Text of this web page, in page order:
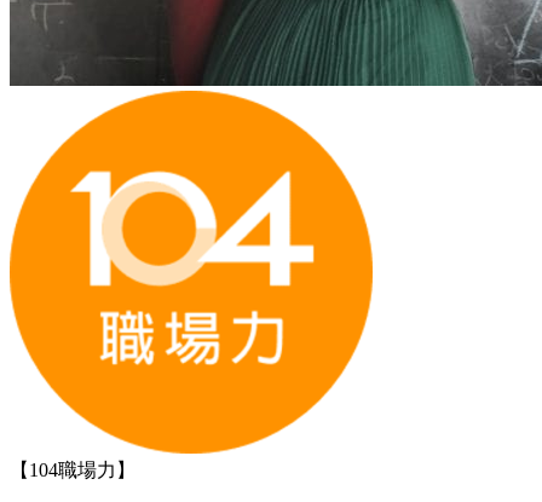
【104職場力】